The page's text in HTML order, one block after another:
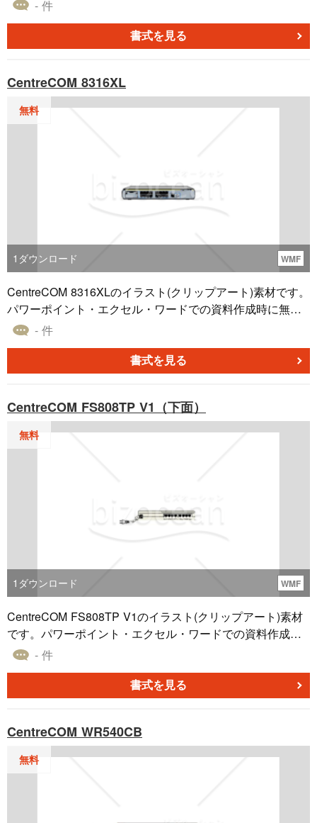
に理想的なクリップアート素材です。Microsoft Office製品
内から直接検索し挿入でき、高度なテクニカルスキルを必
ですので、予算にやさしく、イラスト素材を手に入れるこ
とができます。
- 件
書式を見る
CentreCOM 8316XL
無料
1 ダウンロード WMF
CentreCOM 8316XLのイラスト(クリップアート)素材です。
パワーポイント・エクセル・ワードでの資料作成時に無料
ダウンロードしてご利用ください。
- 件
書式を見る
CentreCOM FS808TP V1（下面）
無料
1 ダウンロード WMF
CentreCOM FS808TP V1のイラスト(クリップアート)素材
です。パワーポイント・エクセル・ワードでの資料作成時
に無料ダウンロードしてご利用ください。
- 件
書式を見る
CentreCOM WR540CB
無料